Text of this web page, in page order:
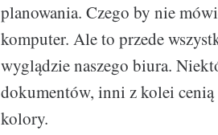
planowania. Czego by nie
komputer. Ale to przede
wyglądzie naszego biura.
dokumentów, inni z kolei
kolory.